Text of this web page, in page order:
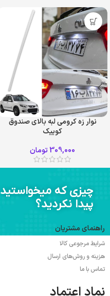
نوار زه کرومی لبه بالای صندوق
کوییک
309,000تومان
چیزی که میخواستید
پیدا نکردید؟
راهنمای مشتریان
شرایط مرجوعی کالا
هزینه و روش‌های ارسال
تماس با ما